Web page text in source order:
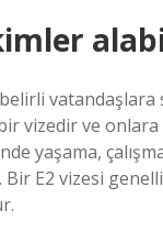
belirli
vizedir ve onlara
yaşama,
E2 vizesi